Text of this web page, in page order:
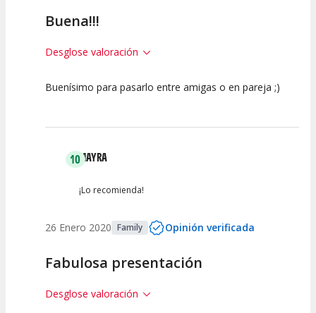
Buena!!!
Desglose valoración
10
Espectáculo
10
Escena
10
artística
Buenísimo para pasarlo entre amigas o en pareja ;)
10MAYRA
¡Lo recomienda!
26 Enero 2020 Family Opinión verificada
Fabulosa presentación
Desglose valoración